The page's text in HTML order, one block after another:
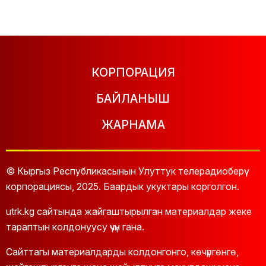
КОРПОРАЦИЯ
БАЙЛАНЫШ
ЖАРНАМА
© Кыргыз Республикасынын Улуттук телерадиоберүү
корпорациясы, 2025. Баардык укуктары корголгон.
utrk.kg сайтында жайгаштырылган материалдар жеке
тараптын колдонуусу үчүн гана.
Сайттагы материалдарды колдонгонго, көчүргөнгө,